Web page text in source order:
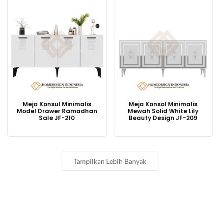
Meja Konsul Minimalis
Model Drawer Ramadhan
Sale JF-210
Meja Konsol Minimalis
Mewah Solid White Lily
Beauty Design JF-209
Tampilkan Lebih Banyak